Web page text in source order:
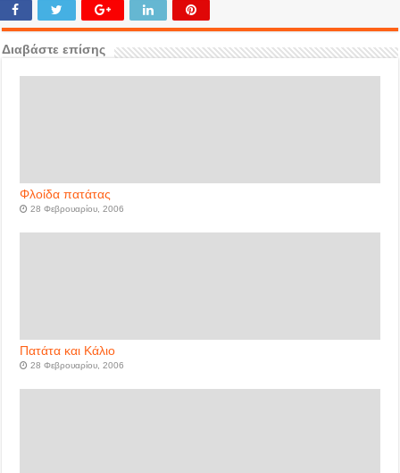
Διαβάστε επίσης
Φλοίδα πατάτας
28 Φεβρουαρίου, 2006
Πατάτα και Κάλιο
28 Φεβρουαρίου, 2006